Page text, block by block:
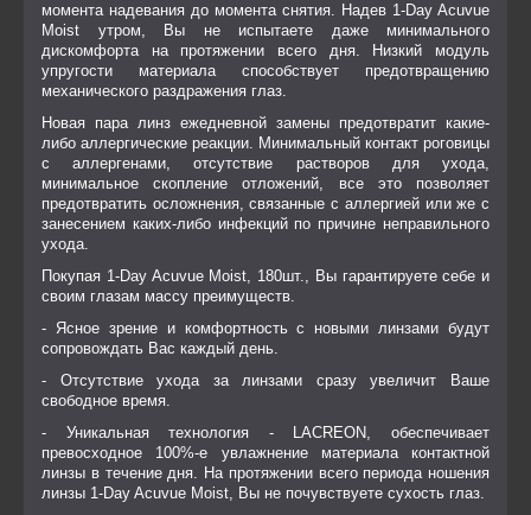
момента надевания до момента снятия. Надев 1-Day Acuvue
Moist утром, Вы не испытаете даже минимального
дискомфорта на протяжении всего дня. Низкий модуль
упругости материала способствует предотвращению
механического раздражения глаз.
Новая пара линз ежедневной замены предотвратит какие-
либо аллергические реакции. Минимальный контакт роговицы
с аллергенами, отсутствие растворов для ухода,
минимальное скопление отложений, все это позволяет
предотвратить осложнения, связанные с аллергией или же с
занесением каких-либо инфекций по причине неправильного
ухода.
Покупая 1-Day Acuvue Moist, 180шт., Вы гарантируете себе и
своим глазам массу преимуществ.
- Ясное зрение и комфортность с новыми линзами будут
сопровождать Вас каждый день.
- Отсутствие ухода за линзами сразу увеличит Ваше
свободное время.
- Уникальная технология - LACREON, обеспечивает
превосходное 100%-е увлажнение материала контактной
линзы в течение дня. На протяжении всего периода ношения
линзы 1-Day Acuvue Moist, Вы не почувствуете сухость глаз.